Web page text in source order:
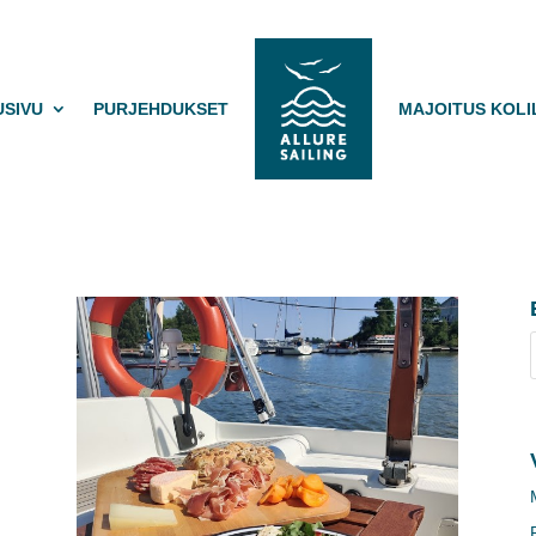
PURJEHDUKSET MAJOITUS